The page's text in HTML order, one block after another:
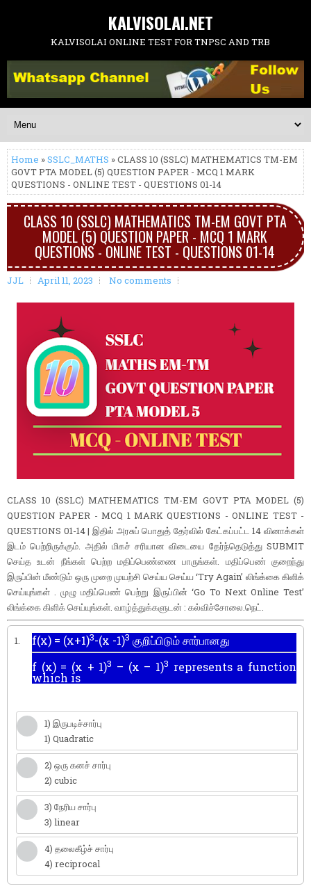
KALVISOLAI.NET
KALVISOLAI ONLINE TEST FOR TNPSC AND TRB
Home »SSLC_MATHS » CLASS 10 (SSLC) MATHEMATICS TM-EM
GOVT PTA MODEL (5) QUESTION PAPER - MCQ 1 MARK
QUESTIONS - ONLINE TEST - QUESTIONS 01-14
CLASS 10 (SSLC) MATHEMATICS TM-EM GOVT PTA
MODEL (5) QUESTION PAPER - MCQ 1 MARK
QUESTIONS - ONLINE TEST - QUESTIONS 01-14
JJL April 11, 2023 No comments
CLASS 10 (SSLC) MATHEMATICS TM-EM GOVT PTA MODEL (5)
QUESTION PAPER - MCQ 1 MARK QUESTIONS - ONLINE TEST -
QUESTIONS 01-14 | இதில் அரசுப் பொதுத் தேர்வில் கேட்கப்பட்ட 14 வினாக்கள்
இடம் பெற்றிருக்கும். அதில் மிகச் சரியான விடையை தேர்ந்தெடுத்து SUBMIT
செய்த உடன் நீங்கள் பெற்ற மதிப்பெண்ணை பாருங்கள். மதிப்பெண் குறைந்து
இருப்பின் மீண்டும் ஒரு முறை முயற்சி செய்ய செய்ய ‘Try Again’ லிங்க்கை கிளிக்
செய்யுங்கள் . முழு மதிப்பெண் பெற்று இருப்பின் ‘Go To Next Online Test’
லிங்க்கை கிளிக் செய்யுங்கள். வாழ்த்துக்களுடன் : கல்விச்சோலை.நெட்.
1. f(x) = (x+1)3-(x -1)3 குறிப்பிடும் சார்பானது
f (x) = (x + 1)3 – (x – 1)3 represents a function
which is
1) இருபடிச்சார்பு
1) Quadratic
2) ஒரு கனச் சார்பு
2) cubic
3) நேரிய சார்பு
3) linear
4) தலைகீழ்ச் சார்பு
4) reciprocal